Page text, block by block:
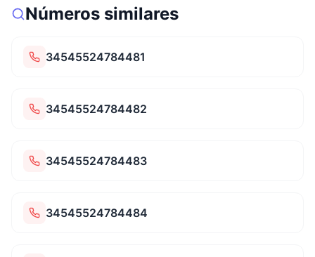
Números similares
34545524784481
34545524784482
34545524784483
34545524784484